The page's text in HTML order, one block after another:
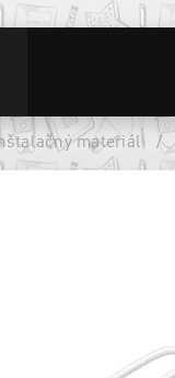
materiál /